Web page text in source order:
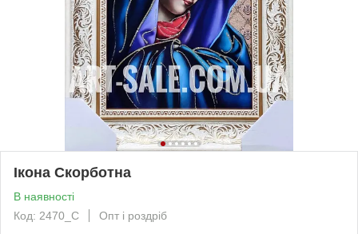
Ікона Скорботна
В наявності
Код: 2470_C
Опт і роздріб